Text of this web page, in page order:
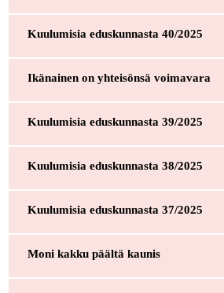
Kuulumisia eduskunnasta 40/2025
Ikänainen on yhteisönsä voimavara
Kuulumisia eduskunnasta 39/2025
Kuulumisia eduskunnasta 38/2025
Kuulumisia eduskunnasta 37/2025
Moni kakku päältä kaunis